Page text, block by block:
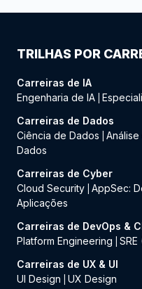
TRILHAS POR
Carreiras de IA
Engenharia de IA
Carreiras de Dados
Ciência de Dados
Dados
Carreiras de Cyber
Cloud Security AppSec:
Aplicações
Carreiras de DevOps &
Platform Engineering
Carreiras de UX & UI
UI Design
UX Design